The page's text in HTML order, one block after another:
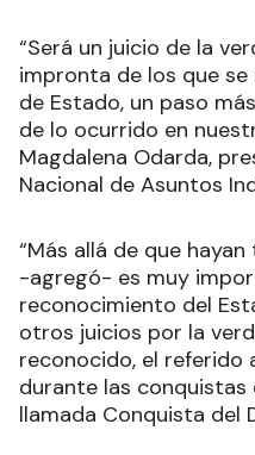
“Será un juicio de la
impronta de los que
de Estado, un paso
de lo ocurrido en
Magdalena Odarda,
Nacional de Asuntos
“Más allá de que
-agregó- es muy
reconocimiento del
otros juicios por la
reconocido, el
durante las conquistas
llamada Conquista del